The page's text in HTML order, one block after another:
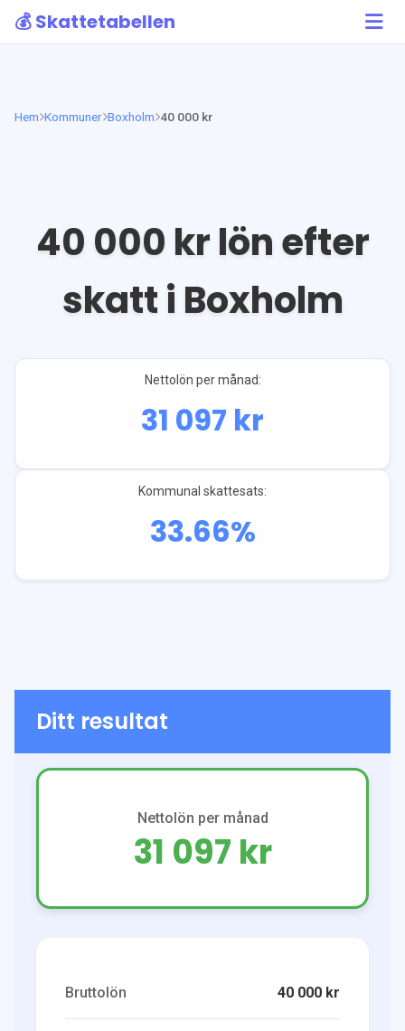
💰 Skattetabellen
Hem Kommuner Boxholm 40 000 kr
40 000 kr lön efter
skatt i Boxholm
Nettolön per månad:
31 097 kr
Kommunal skattesats:
33.66%
Ditt resultat
Nettolön per månad
31 097 kr
Bruttolön 40 000 kr